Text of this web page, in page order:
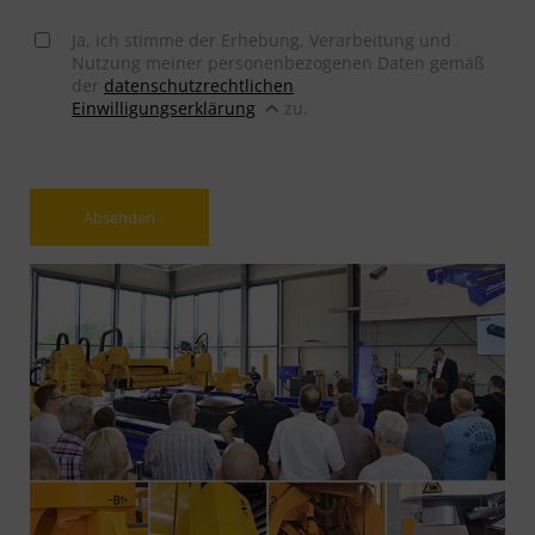
Ja, ich stimme der Erhebung, Verarbeitung und
Nutzung meiner personenbezogenen Daten gemäß
der datenschutzrechtlichen
Einwilligungserklärung
zu.